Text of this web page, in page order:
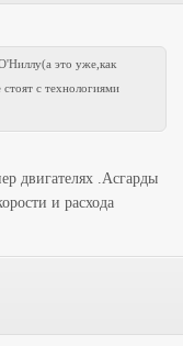
это уже,как
с технологиями
двигателях .Асгарды
и расхода